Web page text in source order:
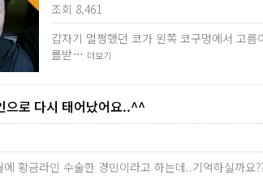
조회 8,461
갑자기 멀쩡했던 코가 왼쪽 코구멍에서 고
를받… 더보기
으로 다시 태어났어요..^^
에 황금라인 수술한 경민이라고 하는데..기억하실까